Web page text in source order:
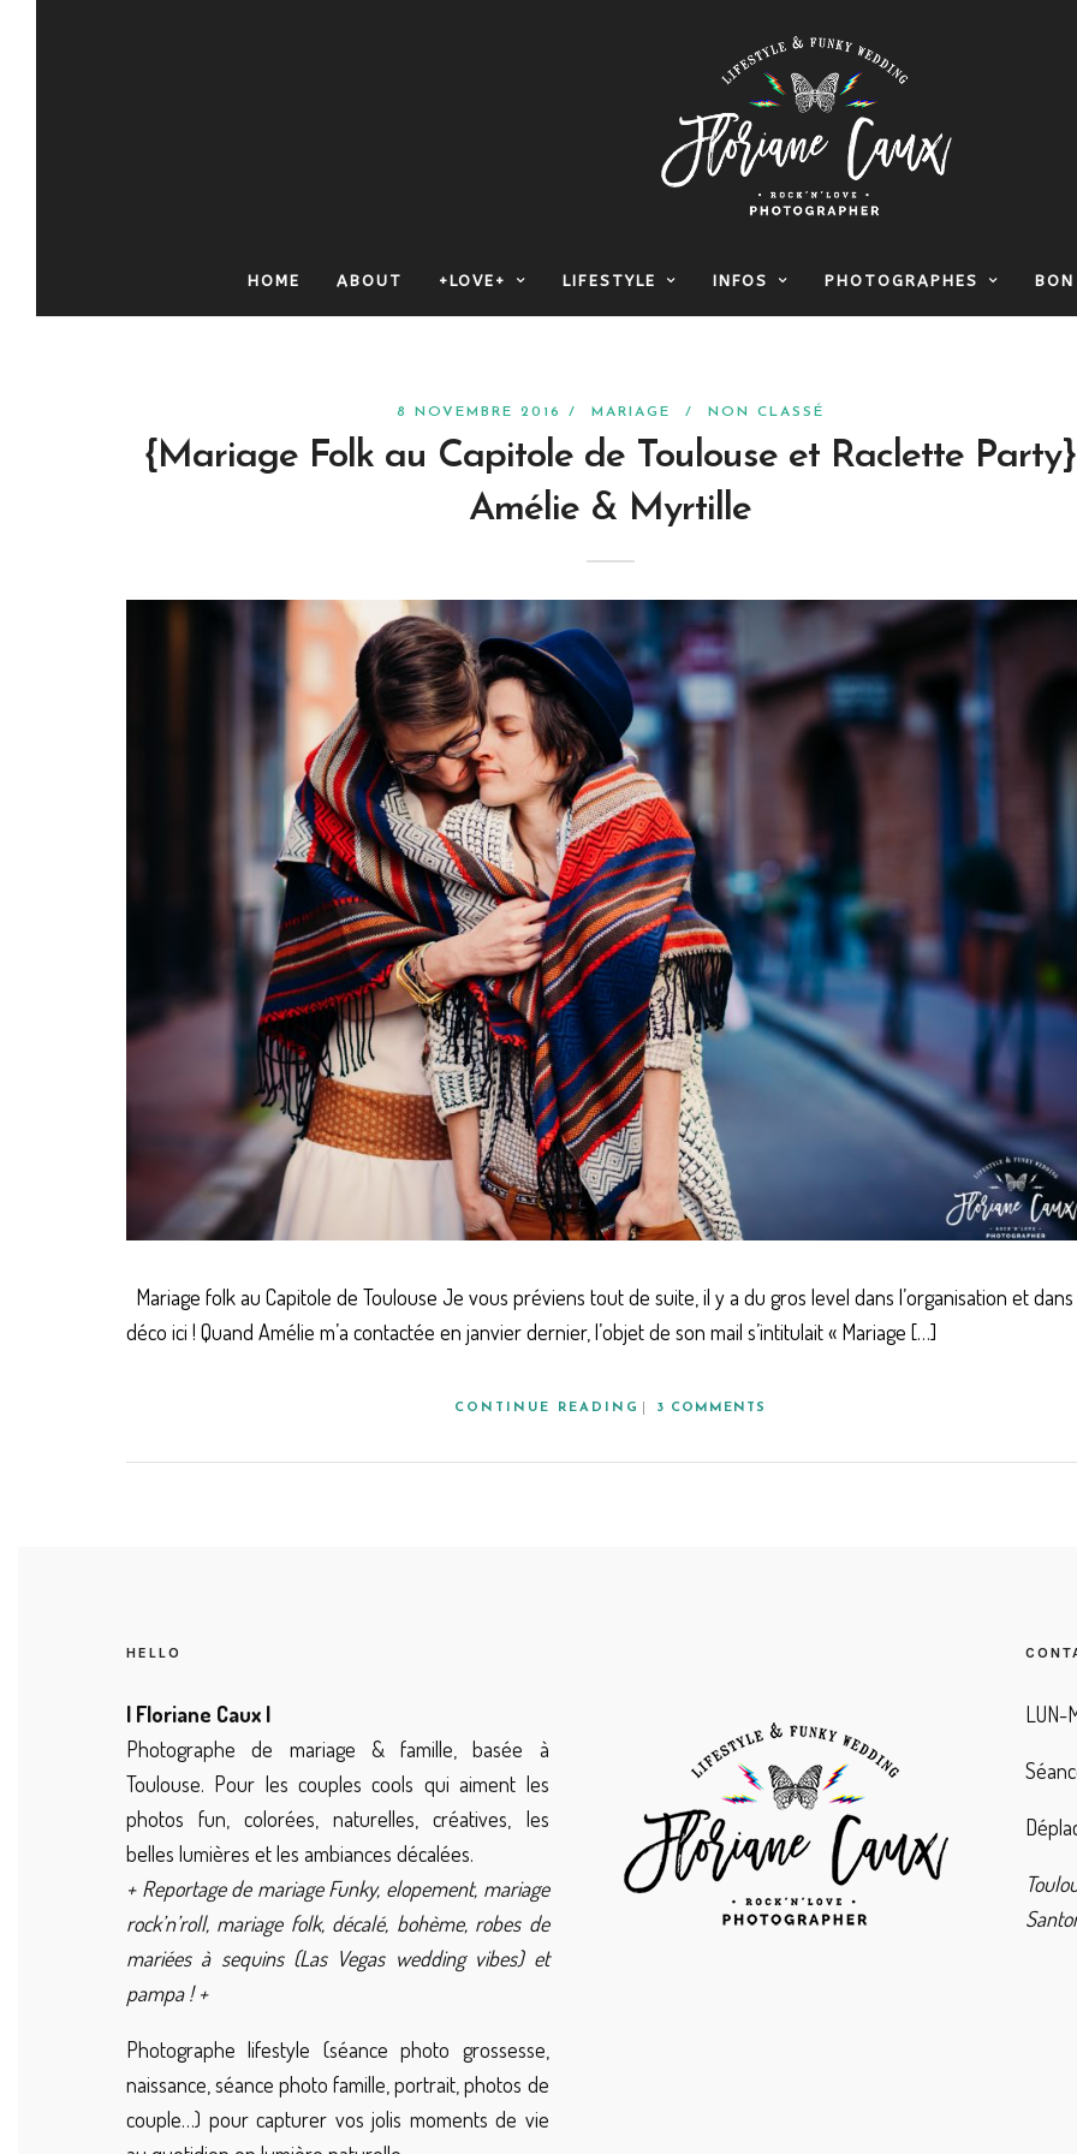
HOME ABOUT +LOVE+ LIFESTYLE INFOS PHOTOGRAPHES
8 NOVEMBRE 2016 / MARIAGE / NON CLASSÉ
{Mariage Folk au Capitole de Toulouse et Raclette Party}
Amélie & Myrtille
Mariage folk au Capitole de Toulouse Je vous préviens tout de suite, il y a du gros level dans l’organisation et dans
déco ici ! Quand Amélie m’a contactée en janvier dernier, l’objet de son mail s’intitulait « Mariage […]
CONTINUE READING 3 COMMENTS
HELLO
| Floriane Caux |
Photographe de mariage & famille, basée à
Toulouse. Pour les couples cools qui aiment les
photos fun, colorées, naturelles, créatives, les
belles lumières et les ambiances décalées.
+ Reportage de mariage Funky, elopement, mariage
rock’n’roll, mariage folk, décalé, bohème, robes de
mariées à sequins (Las Vegas wedding vibes) et
pampa ! +
Photographe lifestyle (séance photo grossesse,
naissance, séance photo famille, portrait, photos de
couple…) pour capturer vos jolis moments de vie
LUN-